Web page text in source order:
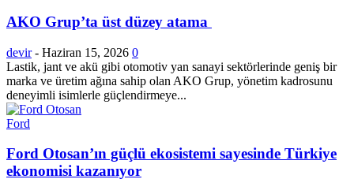
AKO Grup’ta üst düzey atama
devir - Haziran 15, 2026 0
Lastik, jant ve akü gibi otomotiv yan sanayi sektörlerinde geniş bir
marka ve üretim ağına sahip olan AKO Grup, yönetim kadrosunu
deneyimli isimlerle güçlendirmeye...
Ford
Ford Otosan’ın güçlü ekosistemi sayesinde Türkiye
ekonomisi kazanıyor